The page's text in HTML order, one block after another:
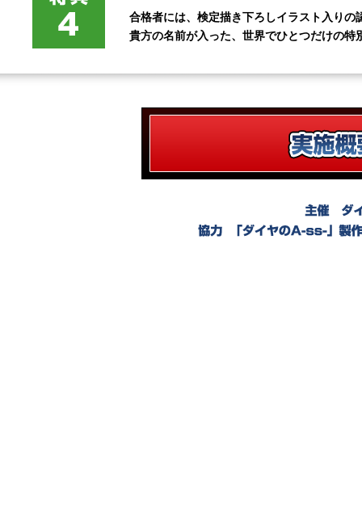
合格者には、検定描き下ろしイラスト入りの
貴方の名前が入った、世界でひとつだけの特